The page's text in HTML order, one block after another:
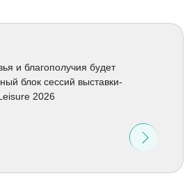
и благополучия будет
блок сессий выставки-
2026